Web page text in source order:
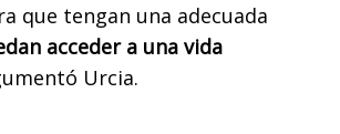
que tengan una adecuada
acceder a una vida
Urcia.